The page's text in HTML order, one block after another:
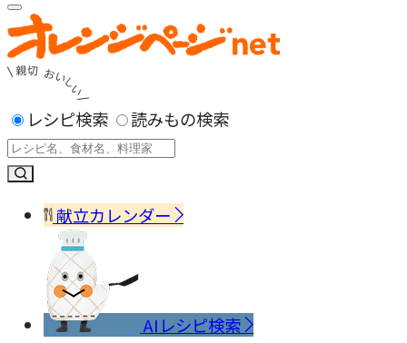
レシピ検索 読みもの検索
献立カレンダー
AIレシピ検索